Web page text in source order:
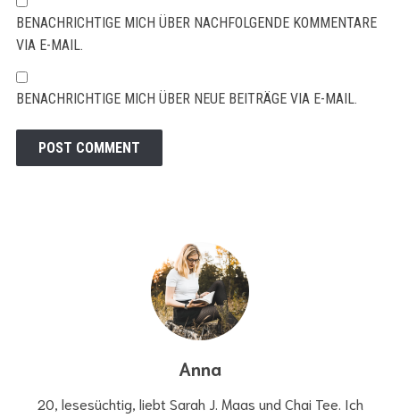
BENACHRICHTIGE MICH ÜBER NACHFOLGENDE KOMMENTARE
VIA E-MAIL.
BENACHRICHTIGE MICH ÜBER NEUE BEITRÄGE VIA E-MAIL.
Anna
20, lesesüchtig, liebt Sarah J. Maas und Chai Tee. Ich